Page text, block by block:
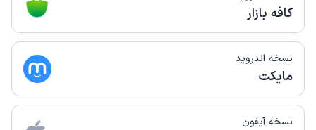
کافه بازار
نسخه اندروید
مایکت
نسخه آیفون